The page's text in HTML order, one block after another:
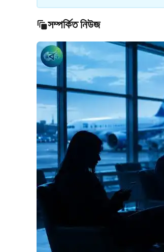
সম্পর্কিত নিউজ